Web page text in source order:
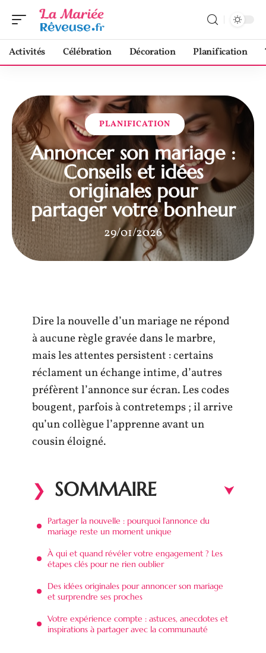
Activités Célébration Décoration Planification
PLANIFICATION
Annoncer son mariage :
Conseils et idées
originales pour
partager votre bonheur
29/01/2026
Dire la nouvelle d’un mariage ne répond
à aucune règle gravée dans le marbre,
mais les attentes persistent : certains
réclament un échange intime, d’autres
préfèrent l’annonce sur écran. Les codes
bougent, parfois à contretemps ; il arrive
qu’un collègue l’apprenne avant un
cousin éloigné.
SOMMAIRE
Partager la nouvelle : pourquoi l’annonce du
mariage reste un moment unique
À qui et quand révéler votre engagement ? Les
étapes clés pour ne rien oublier
Des idées originales pour annoncer son mariage
et surprendre ses proches
Votre expérience compte : astuces, anecdotes et
inspirations à partager avec la communauté